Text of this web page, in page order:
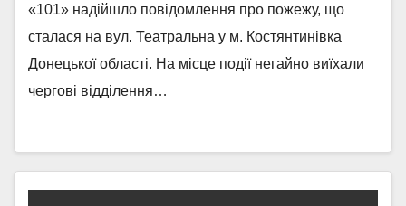
«101» надійшло повідомлення про пожежу, що
сталася на вул. Театральна у м. Костянтинівка
Донецької області. На місце події негайно виїхали
чергові відділення…